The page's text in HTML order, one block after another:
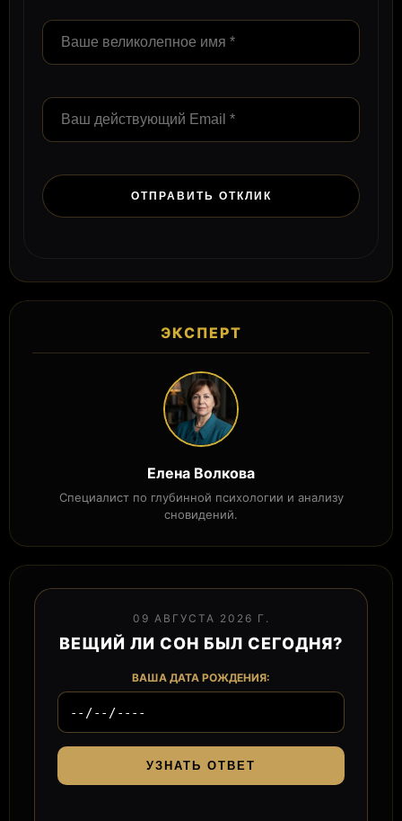
ЭКСПЕРТ
Елена Волкова
Специалист по глубинной психологии и анализу
сновидений.
09 АВГУСТА 2026 Г.
ВЕЩИЙ ЛИ СОН БЫЛ СЕГОДНЯ?
ВАША ДАТА РОЖДЕНИЯ:
УЗНАТЬ ОТВЕТ